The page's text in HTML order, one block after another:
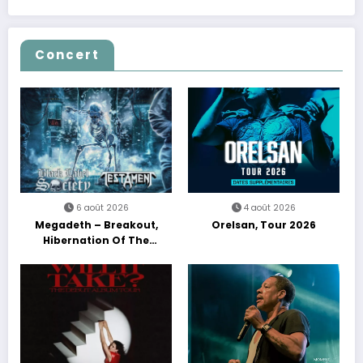
Concert
6 août 2026
Megadeth – Breakout,
Hibernation Of The
4 août 2026
Orelsan, Tour 2026